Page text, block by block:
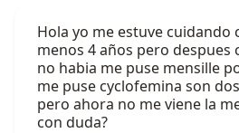
Hola yo me estuve cuidando
menos 4 años pero despues
no habia me puse mensille
me puse cyclofemina son
pero ahora no me viene la
con duda?